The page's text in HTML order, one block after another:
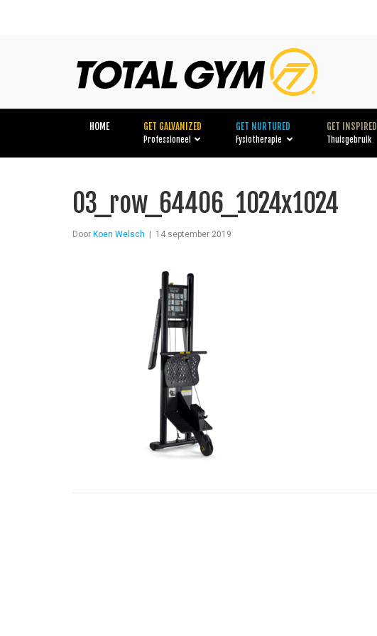
HOME GET GALVANIZED
Professioneel
GET NURTURED
Fysiotherapie
GET INSPIRED
Thuisgebruik
03_row_64406_1024x1024
Door Koen Welsch | 14 september 2019